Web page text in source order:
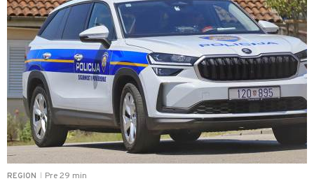
REGION Pre 29 min